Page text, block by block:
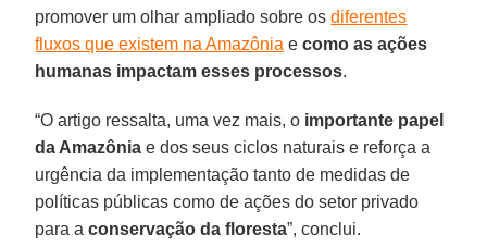
promover um olhar ampliado sobre osdiferentes
fluxos que existem na Amazônia ecomo as ações
humanas impactam esses processos.
“O artigo ressalta, uma vez mais, o importante papel
da Amazônia e dos seus ciclos naturais e reforça a
urgência da implementação tanto de medidas de
políticas públicas como de ações do setor privado
para aconservação da floresta”, conclui.